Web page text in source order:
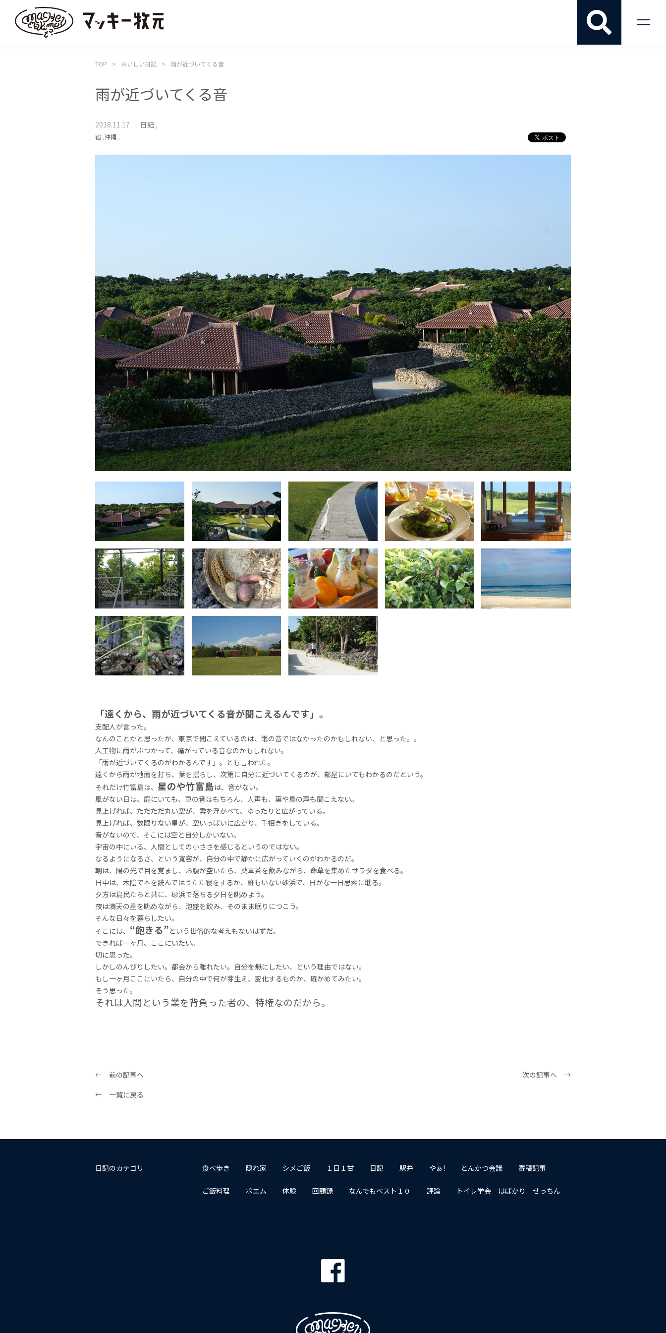
TOP おいしい日記 雨が近づいてくる音
雨が近づいてくる音
2018.11.17 日記 ,
宿 ,沖縄 ,
「遠くから、雨が近づいてくる音が聞こえるんです」。
支配人が言った。
なんのことかと思ったが、東京で聞こえているのは、雨の音ではなかったのかもしれない、と思った。。
人工物に雨がぶつかって、痛がっている音なのかもしれない。
「雨が近づいてくるのがわかるんです」。とも言われた。
遠くから雨が地面を打ち、葉を揺らし、次第に自分に近づいてくるのが、部屋にいてもわかるのだという。
それだけ竹富島は、 星のや竹富島は、音がない。
風がない日は、庭にいても、車の音はもちろん、人声も、葉や鳥の声も聞こえない。
見上げれば、ただただ丸い空が、雲を浮かべて、ゆったりと広がっている。
見上げれば、数限りない星が、空いっぱいに広がり、手招きをしている。
音がないので、そこには空と自分しかいない。
宇宙の中にいる、人間としての小ささを感じるというのではない。
なるようになるさ、という寛容が、自分の中で静かに広がっていくのがわかるのだ。
朝は、陽の光で目を覚まし、お腹が空いたら、薬草茶を飲みながら、命草を集めたサラダを食べる。
日中は、木陰で本を読んではうたた寝をするか、誰もいない砂浜で、日がな一日思索に耽る。
夕方は島民たちと共に、砂浜で落ちる夕日を眺めよう。
夜は満天の星を眺めながら、泡盛を飲み、そのまま眠りにつこう。
そんな日々を暮らしたい。
そこには、 “飽きる” という世俗的な考えもないはずだ。
できれば一ヶ月、ここにいたい。
切に思った。
しかしのんびりしたい。都会から離れたい。自分を無にしたい、という理由ではない。
もし一ヶ月ここにいたら、自分の中で何が芽生え、変化するものか、確かめてみたい。
そう思った。
それは人間という業を背負った者の、特権なのだから。
← 前の記事へ
次の記事へ →
← 一覧に戻る
日記のカテゴリ 食べ歩き 隠れ家 シメご飯 １日１甘 日記 駅弁 やぁ! とんかつ会議 寄稿記事
ご飯料理 ポエム 体験 回顧録 なんでもベスト１０ 評論 トイレ学会 はばかり せっちん